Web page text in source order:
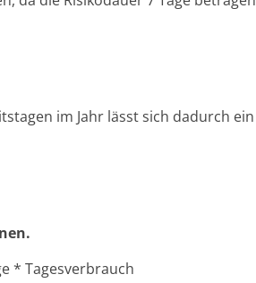
im Jahr lässt sich dadurch ein
* Tagesverbrauch